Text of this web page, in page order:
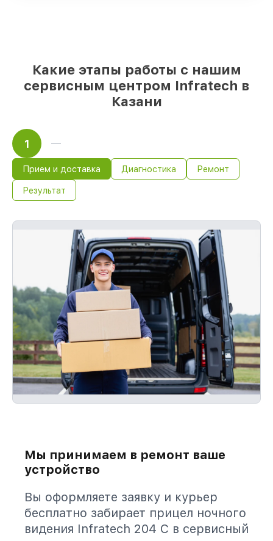
Какие этапы работы с нашим
сервисным центром Infratech в
Казани
1
Прием и доставка Диагностика Ремонт
Результат
Мы принимаем в ремонт ваше
устройство
Вы оформляете заявку и курьер
бесплатно забирает прицел ночного
видения Infratech 204 С в сервисный